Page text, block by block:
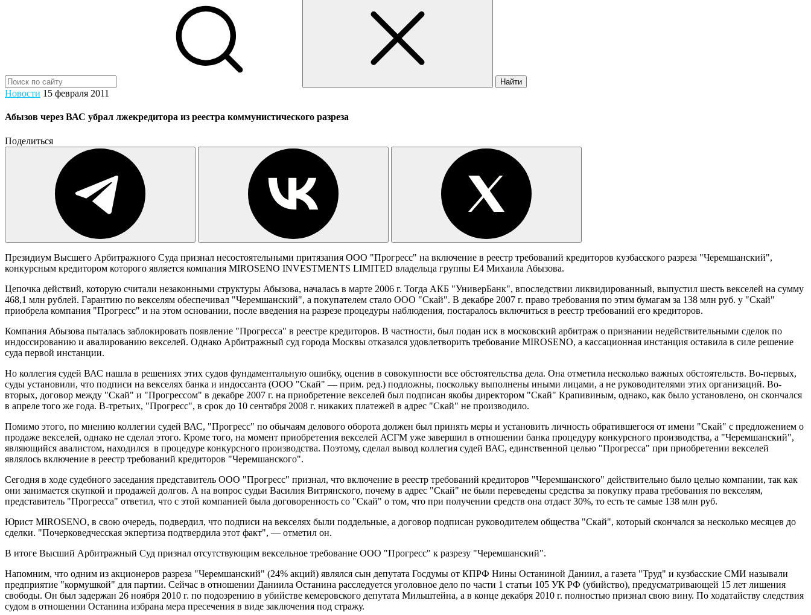
Найти
Новости 15 февраля 2011
Абызов через ВАС убрал лжекредитора из реестра коммунистического разреза
Поделиться
Президиум Высшего Арбитражного Суда признал несостоятельными притязания ООО "Прогресс" на включение в реестр требований кредиторов кузбасского разреза "Черемшанский",
конкурсным кредитором которого является компания MIROSENO INVESTMENTS LIMITED владельца группы Е4 Михаила Абызова.
Цепочка действий, которую считали незаконными структуры Абызова, началась в марте 2006 г. Тогда АКБ "УниверБанк", впоследствии ликвидированный, выпустил шесть векселей на сумму
468,1 млн рублей. Гарантию по векселям обеспечивал "Черемшанский", а покупателем стало ООО "Скай". В декабре 2007 г. право требования по этим бумагам за 138 млн руб. у "Скай"
приобрела компания "Прогресс" и на этом основании, после введения на разрезе процедуры наблюдения, постаралось включиться в реестр требований его кредиторов.
Компания Абызова пыталась заблокировать появление "Прогресса" в реестре кредиторов. В частности, был подан иск в московский арбитраж о признании недействительными сделок по
индоссированию и авалированию векселей. Однако Арбитражный суд города Москвы отказался удовлетворить требование MIROSENO, а кассационная инстанция оставила в силе решение
суда первой инстанции.
Но коллегия судей ВАС нашла в решениях этих судов фундаментальную ошибку, оценив в совокупности все обстоятельства дела. Она отметила несколько важных обстоятельств. Во-первых,
суды установили, что подписи на векселях банка и индоссанта (ООО "Скай" — прим. ред.) подложны, поскольку выполнены иными лицами, а не руководителями этих организаций. Во-
вторых, договор между "Скай" и "Прогрессом" в декабре 2007 г. на приобретение векселей был подписан якобы директором "Скай" Крапивиным, однако, как было установлено, он скончался
в апреле того же года. В-третьих, "Прогресс", в срок до 10 сентября 2008 г. никаких платежей в адрес "Скай" не производило.
Помимо этого, по мнению коллегии судей ВАС, "Прогресс" по обычаям делового оборота должен был принять меры и установить личность обратившегося от имени "Скай" с предложением о
продаже векселей, однако не сделал этого. Кроме того, на момент приобретения векселей АСГМ уже завершил в отношении банка процедуру конкурсного производства, а "Черемшанский",
являющийся авалистом, находился в процедуре конкурсного производства. Поэтому, сделал вывод коллегия судей ВАС, единственной целью "Прогресса" при приобретении векселей
являлось включение в реестр требований кредиторов "Черемшанского".
Сегодня в ходе судебного заседания представитель ООО "Прогресс" признал, что включение в реестр требований кредиторов "Черемшанского" действительно было целью компании, так как
они занимается скупкой и продажей долгов. А на вопрос судьи Василия Витрянского, почему в адрес "Скай" не были переведены средства за покупку права требования по векселям,
представитель "Прогресса" ответил, что с этой компанией была договоренность со "Скай" о том, что при получении средств она отдаст 30%, то есть те самые 138 млн руб.
Юрист MIROSENO, в свою очередь, подвердил, что подписи на векселях были поддельные, а договор подписан руководителем общества "Скай", который скончался за несколько месяцев до
сделки. "Почерковедчесская экпертиза подтвердила этот факт", — отметил он.
В итоге Высший Арбитражный Суд признал отсутствующим вексельное требование ООО "Прогресс" к разрезу "Черемшанский".
Напомним, что одним из акционеров разреза "Черемшанский" (24% акций) являлся сын депутата Госдумы от КПРФ Нины Останиной Даниил, а газета "Труд" и кузбасские СМИ называли
предприятие "кормушкой" для партии. Сейчас в отношении Даниила Останина расследуется уголовное дело по части 1 статьи 105 УК РФ (убийство), предусматривающей 15 лет лишения
свободы. Он был задержан 26 ноября 2010 г. по подозрению в убийстве кемеровского депутата Мильштейна, а в конце декабря 2010 г. полностью признал свою вину. По ходатайству следствия
судом в отношении Останина избрана мера пресечения в виде заключения под стражу.